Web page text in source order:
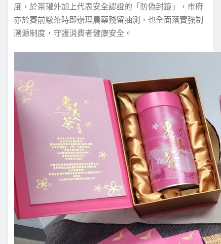
度，於茶罐外加上代表安全認證的「防偽封籤」，市府
亦於賽前繳茶時即辦理農藥殘留抽測，也全面落實強制
溯源制度，守護消費者健康安全。